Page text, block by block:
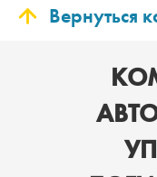
Вернуться